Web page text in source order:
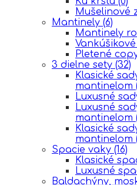
Mušelinové
Mantinely (6)
Mantinely
Pletené
3 dielne sety (32)
Klasické
mantinelom
Luxusné
Luxusné
mantinelom
Klasické
mantinelom
Spacie vaky (16)
Klasické
Luxusné
Baldachýny,